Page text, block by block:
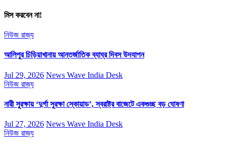
মিস করবেন না!
নিউজ রাজ্য
আলিপুর চিড়িয়াখানায় আন্তর্জাতিক ব্যাঘ্র দিবস উদযাপন
Jul 29, 2026 News Wave India Desk
নিউজ রাজ্য
নারী সুরক্ষায় ‘দুর্গা সুরক্ষা স্কোয়াড’, স্বরাষ্ট্র বাজেটে একগুচ্ছ বড় ঘোষণা
Jul 27, 2026 News Wave India Desk
নিউজ রাজ্য